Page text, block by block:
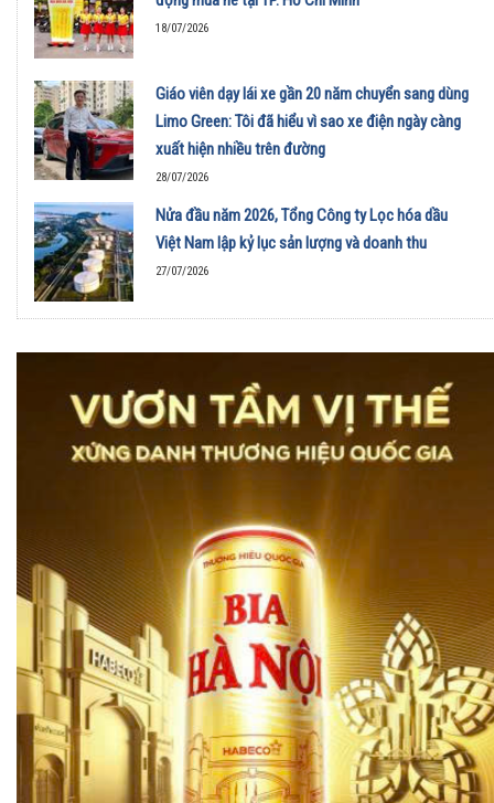
18/07/2026
Giáo viên dạy lái xe gần 20 năm chuyển sang dùng
Limo Green: Tôi đã hiểu vì sao xe điện ngày càng
xuất hiện nhiều trên đường
28/07/2026
Nửa đầu năm 2026, Tổng Công ty Lọc hóa dầu
Việt Nam lập kỷ lục sản lượng và doanh thu
27/07/2026